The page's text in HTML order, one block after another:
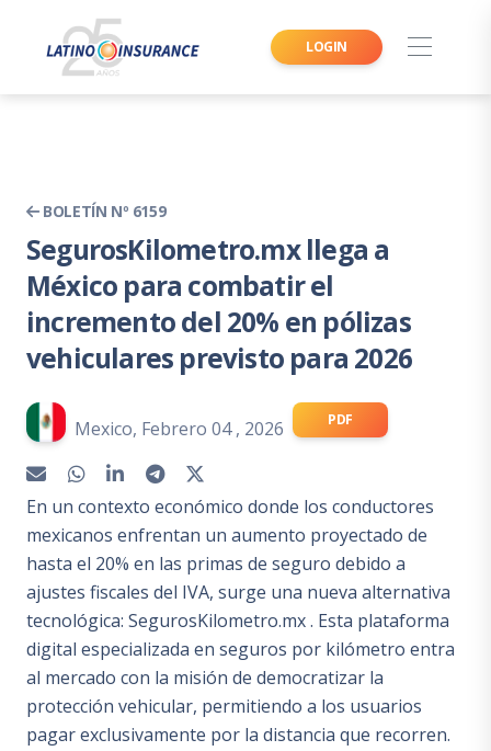
LOGIN
BOLETÍN Nº 6159
SegurosKilometro.mx llega a
México para combatir el
incremento del 20% en pólizas
vehiculares previsto para 2026
Mexico, Febrero 04 , 2026 PDF
En un contexto económico donde los conductores
mexicanos enfrentan un aumento proyectado de
hasta el 20% en las primas de seguro debido a
ajustes fiscales del IVA, surge una nueva alternativa
tecnológica: SegurosKilometro.mx . Esta plataforma
digital especializada en seguros por kilómetro entra
al mercado con la misión de democratizar la
protección vehicular, permitiendo a los usuarios
pagar exclusivamente por la distancia que recorren.